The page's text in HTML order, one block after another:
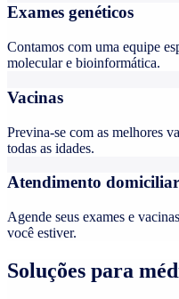
Exames genéticos
Contamos com uma equipe
molecular e bioinformática.
Vacinas
Previna-se com as melhores
todas as idades.
Atendimento domiciliar
Agende seus exames e
você estiver.
Soluções para